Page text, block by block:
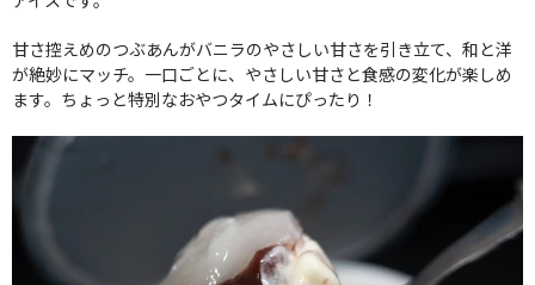
甘さ控えめのつぶあんがバニラのやさしい甘さを引き立て、和と洋
が絶妙にマッチ。一口ごとに、やさしい甘さと食感の変化が楽しめ
ます。ちょっと特別なおやつタイムにぴったり！